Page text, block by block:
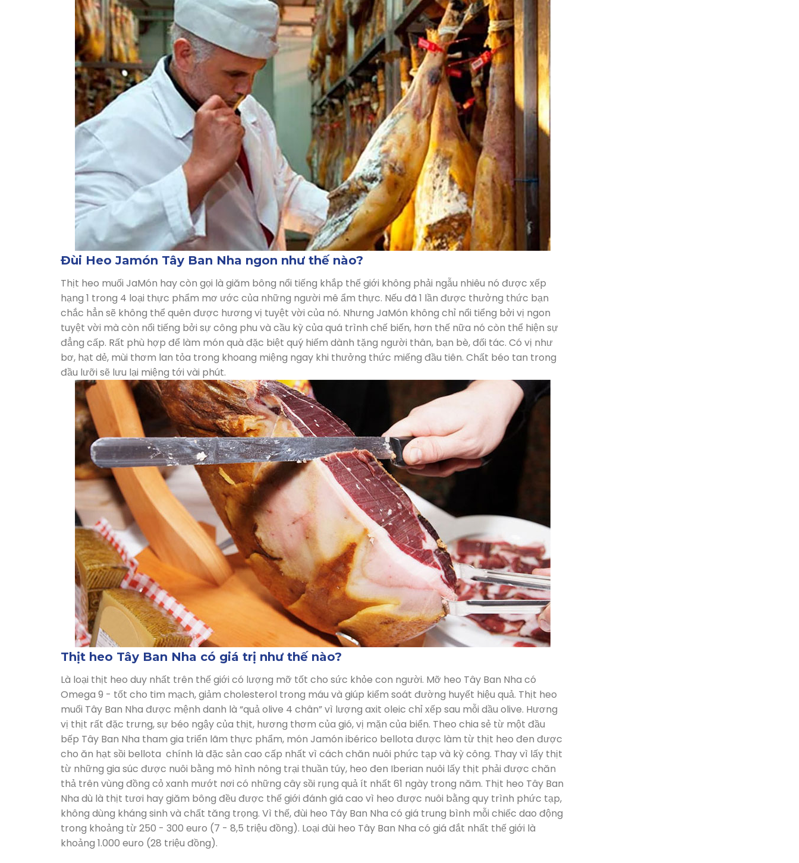
Đùi Heo Jamón Tây Ban Nha ngon như thế nào?
Thịt heo muối JaMón hay còn gọi là giăm bông nổi tiếng khắp thế giới không phải ngẫu nhiêu nó được xếp
hạng 1 trong 4 loại thực phẩm mơ ước của những người mê ẩm thực. Nếu đã 1 lần được thưởng thức bạn
chắc hẳn sẽ không thể quên được hương vị tuyệt vời của nó. Nhưng JaMón không chỉ nổi tiểng bởi vị ngon
tuyệt vời mà còn nổi tiếng bởi sự công phu và cầu kỳ của quá trình chế biến, hơn thế nữa nó còn thể hiện sự
đẳng cấp. Rất phù hợp để làm món quà đặc biệt quý hiếm dành tặng người thân, bạn bè, đối tác. Có vị như
bơ, hạt dẻ, mùi thơm lan tỏa trong khoang miệng ngay khi thưởng thức miếng đầu tiên. Chất béo tan trong
đầu lưỡi sẽ lưu lại miệng tới vài phút.
Thịt heo Tây Ban Nha có giá trị như thế nào?
Là loại thịt heo duy nhất trên thế giới có lượng mỡ tốt cho sức khỏe con người. Mỡ heo Tây Ban Nha có
Omega 9 - tốt cho tim mạch, giảm cholesterol trong máu và giúp kiểm soát đường huyết hiệu quả. Thịt heo
muối Tây Ban Nha được mệnh danh là “quả olive 4 chân” vì lượng axit oleic chỉ xếp sau mỗi dầu olive. Hương
vị thịt rất đặc trưng, sự béo ngậy của thịt, hương thơm của gió, vị mặn của biển. Theo chia sẻ từ một đầu
bếp Tây Ban Nha tham gia triển lãm thực phẩm, món Jamón ibérico bellota được làm từ thịt heo đen được
cho ăn hạt sồi bellota chính là đặc sản cao cấp nhất vì cách chăn nuôi phức tạp và kỳ công. Thay vì lấy thịt
từ những gia súc được nuôi bằng mô hình nông trại thuần túy, heo đen Iberian nuôi lấy thịt phải được chăn
thả trên vùng đồng cỏ xanh mướt nơi có những cây sồi rụng quả ít nhất 61 ngày trong năm. Thịt heo Tây Ban
Nha dù là thịt tươi hay giăm bông đều được thế giới đánh giá cao vì heo được nuôi bằng quy trình phức tạp,
không dùng kháng sinh và chất tăng trọng. Vì thế, đùi heo Tây Ban Nha có giá trung bình mỗi chiếc dao động
trong khoảng từ 250 - 300 euro (7 - 8,5 triệu đồng). Loại đùi heo Tây Ban Nha có giá đắt nhất thế giới là
khoảng 1.000 euro (28 triệu đồng).